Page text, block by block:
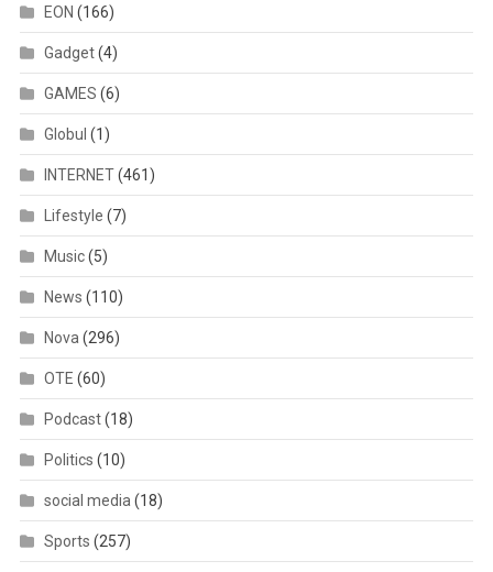
EON (166)
Gadget(4)
GAMES (6)
Globul (1)
INTERNET(461)
Lifestyle (7)
Music(5)
News (110)
Nova (296)
OTE (60)
Podcast(18)
Politics (10)
social media (18)
Sports (257)